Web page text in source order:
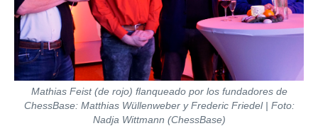
Mathias Feist (de rojo) ﬂanqueado por los fundadores de
ChessBase: Matthias Wüllenweber y Frederic Friedel | Foto:
Nadja Wittmann (ChessBase)